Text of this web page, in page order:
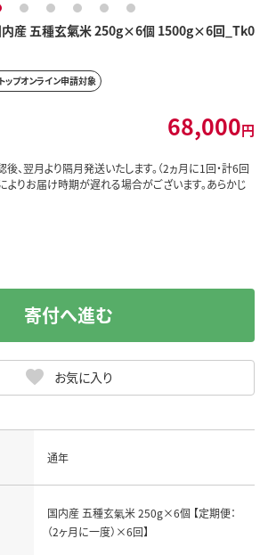
内産 五種玄氣米 250g×6個 1500g×6回_Tk0
2 3 4 5 6
ップオンライン申請対象
68,000円
、翌月より隔月発送いたします。（2ヵ月に1回・計6回
りお届け時期が遅れる場合がございます。あらかじ
お気に入り
寄付へ進む
通年
国内産 五種玄氣米 250g×6個 【定期便：
（2ヶ月に一度）×6回】